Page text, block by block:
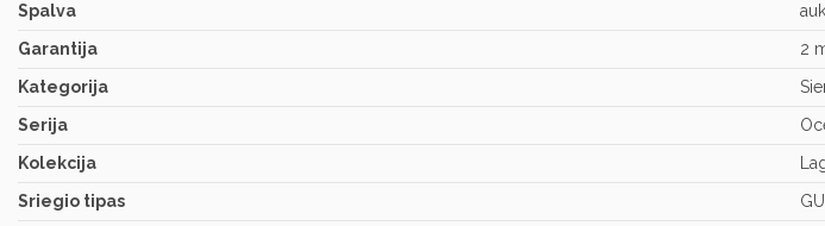
Spalva
Garantija
2
Kategorija
Serija
Kolekcija
Sriegio tipas